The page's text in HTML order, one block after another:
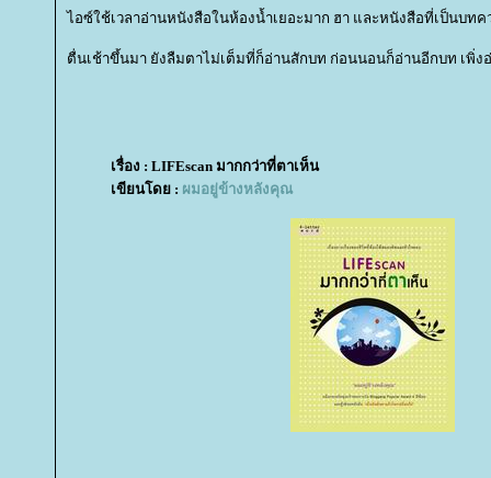
ไอซ์ใช้เวลาอ่านหนังสือในห้องน้ำเยอะมาก ฮา และหนังสือที่เป็นบท
ตื่นเช้าขึ้นมา ยังลืมตาไม่เต็มที่ก็อ่านสักบท ก่อนนอนก็อ่านอีกบท เพิ่ง
เรื่อง : LIFEscan มากกว่าที่ตาเห็น
เขียนโดย : ผมอยู่ข้างหลังคุณ